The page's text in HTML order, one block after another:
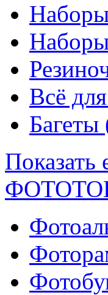
Всё
Багеты
Показать